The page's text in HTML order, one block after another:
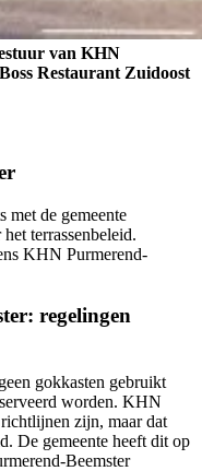
van KHN
Restaurant Zuidoost
met de gemeente
terrassenbeleid.
KHN Purmerend-
regelingen
gokkasten gebruikt
worden. KHN
zijn, maar dat
De gemeente heeft dit op
Beemster